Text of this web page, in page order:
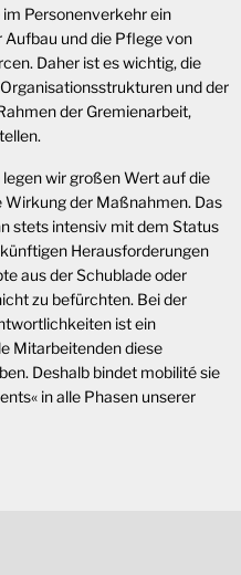
Personenverkehr ein
Aufbau und die Pflege von
Daher ist es wichtig, die
und der
der Gremienarbeit,
wir großen Wert auf die
der Maßnahmen. Das
stets intensiv mit dem Status
Herausforderungen
aus der Schublade oder
zu befürchten. Bei der
ist ein
Mitarbeitenden diese
Deshalb bindet mobilité sie
in alle Phasen unserer